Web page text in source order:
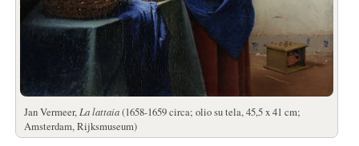
Jan Vermeer, La lattaia(1658-1659 circa; olio su tela, 45,5 x 41 cm;
Amsterdam, Rijksmuseum)